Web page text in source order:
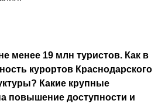
менее 19 млн туристов. Как в
курортов Краснодарского
Какие крупные
повышение доступности и